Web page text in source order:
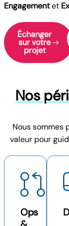
Engagementet
Échanger
sur votre
projet
Nos
Nous sommes
valeur pour
Ops